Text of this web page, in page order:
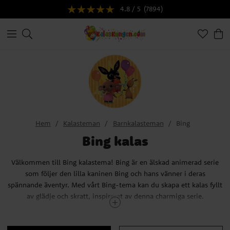
4.8 / 5 (7894)
Hem Kalasteman Barnkalasteman Bing
Bing kalas
Välkommen till Bing kalastema! Bing är en älskad animerad serie
som följer den lilla kaninen Bing och hans vänner i deras
spännande äventyr. Med vårt Bing-tema kan du skapa ett kalas fyllt
av glädje och skratt, inspirerat av denna charmiga serie.
kalastillbehör som kommer att göra ditt kalas extra speciellt. Skapa